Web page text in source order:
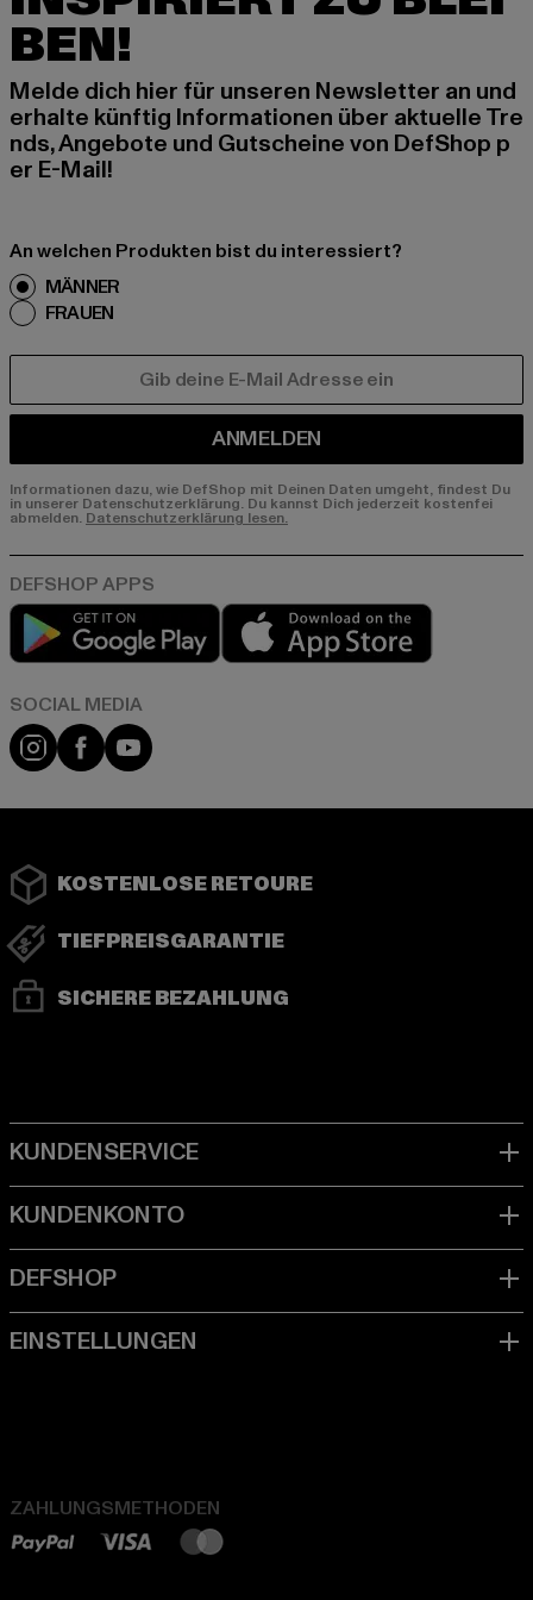
BEN!
Melde dich hier für unseren Newsletter an und
erhalte künftig Informationen über aktuelle Tre
nds, Angebote und Gutscheine von DefShop p
er E-Mail!
An welchen Produkten bist du interessiert?
MÄNNER
FRAUEN
ANMELDEN
Informationen dazu, wie DefShop mit Deinen Daten umgeht, findest Du
in unserer Datenschutzerklärung. Du kannst Dich jederzeit kostenfei
abmelden. Datenschutzerklärung lesen.
Play market
Instagram
FacebookYouTube
KOSTENLOSE RETOURE
TIEFPREISGARANTIE
SICHERE BEZAHLUNG
ZAHLUNGSMETHODEN